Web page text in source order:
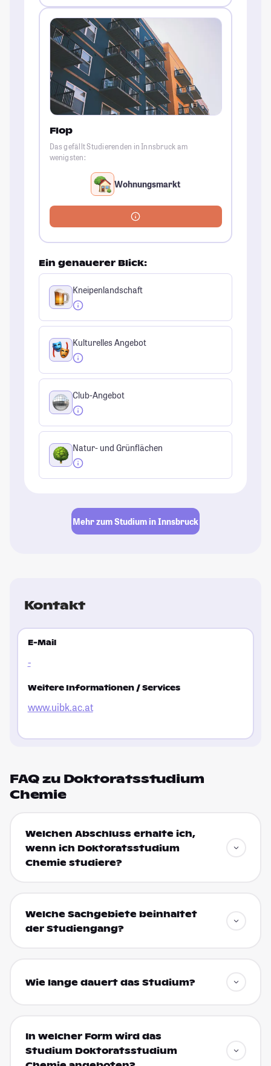
Flop
Das gefällt Studierenden in Innsbruck am
wenigsten:
Wohnungsmarkt
Ein genauerer Blick:
Kneipenlandschaft
Kulturelles Angebot
Club-Angebot
Natur- und Grünflächen
Mehr zum Studium in Innsbruck
Kontakt
E-Mail
-
Weitere Informationen / Services
www.uibk.ac.at
FAQ zu Doktoratsstudium
Chemie
Welchen Abschluss erhalte ich,
wenn ich Doktoratsstudium
Chemie studiere?
Welche Sachgebiete beinhaltet
der Studiengang?
Wie lange dauert das Studium?
In welcher Form wird das
Studium Doktoratsstudium